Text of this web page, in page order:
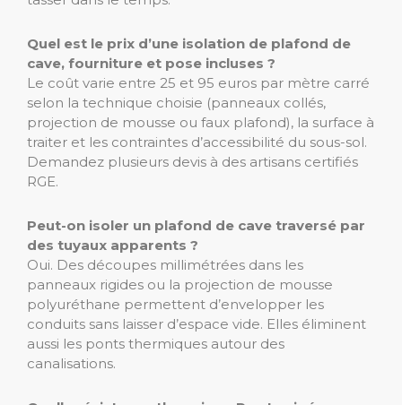
Quel est le prix d’une isolation de plafond de
cave, fourniture et pose incluses ?
Le coût varie entre 25 et 95 euros par mètre carré
selon la technique choisie (panneaux collés,
projection de mousse ou faux plafond), la surface à
traiter et les contraintes d’accessibilité du sous-sol.
Demandez plusieurs devis à des artisans certifiés
RGE.
Peut-on isoler un plafond de cave traversé par
des tuyaux apparents ?
Oui. Des découpes millimétrées dans les
panneaux rigides ou la projection de mousse
polyuréthane permettent d’envelopper les
conduits sans laisser d’espace vide. Elles éliminent
aussi les ponts thermiques autour des
canalisations.